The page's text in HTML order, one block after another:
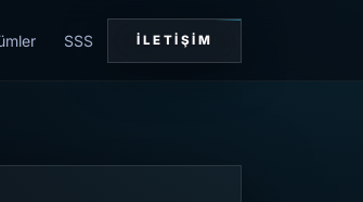
SSS İLETIŞIM